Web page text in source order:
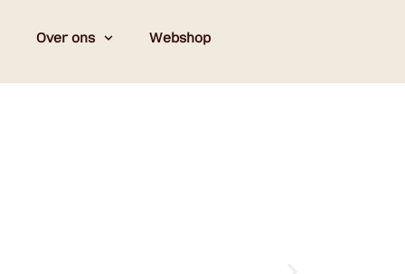
Over ons Webshop